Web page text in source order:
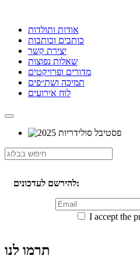
אודות ותולדות
כותבים וכותבות
יצירת קשר
שאלות נפוצות
מדורים ופרויקטים
תמיכה ושת״פים
לוח אירועים
להירשם לעדכונים:
I accept the
תרמו לנו